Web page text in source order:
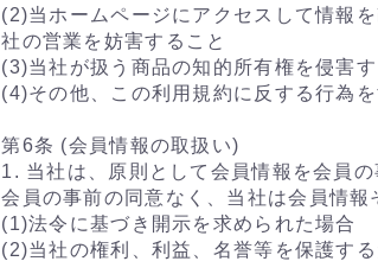
(2)当ホームページにアクセスして情報
社の営業を妨害すること
(3)当社が扱う商品の知的所有権を侵害
(4)その他、この利用規約に反する行為を
第6条 (会員情報の取扱い)
1. 当社は、原則として会員情報を会員
会員の事前の同意なく、当社は会員情報
(1)法令に基づき開示を求められた場合
(2)当社の権利、利益、名誉等を保護す